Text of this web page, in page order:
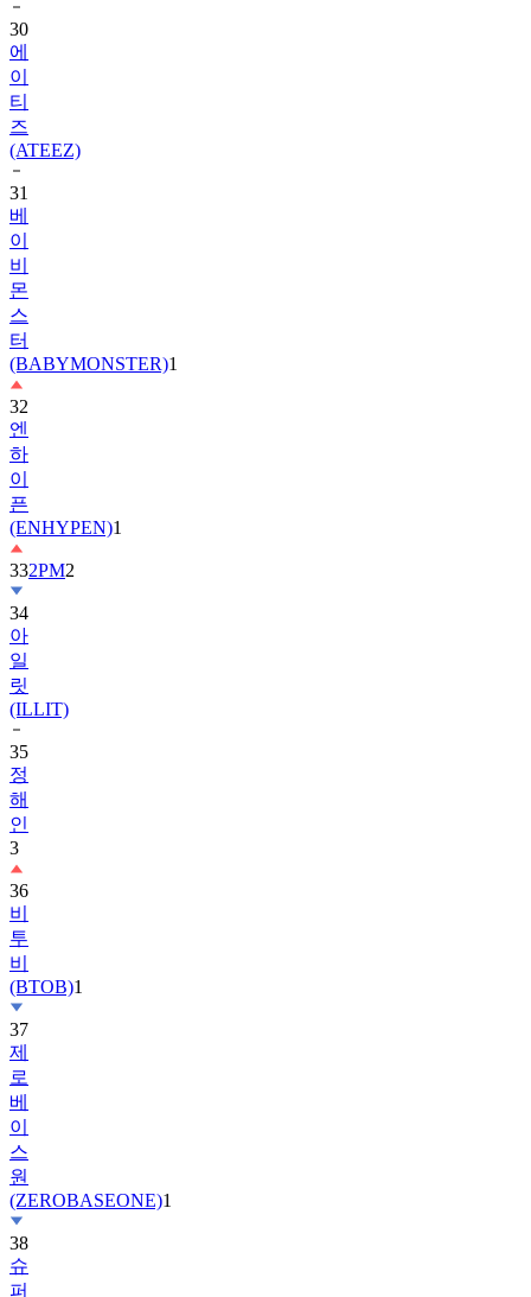
30
에
이
티
즈
(ATEEZ)
31
베
이
비
몬
스
터
(BABYMONSTER)1
32
엔
하
이
픈
(ENHYPEN)1
332PM2
34
아
일
릿
(ILLIT)
35
정
해
인
3
36
비
투
비
(BTOB)1
37
제
로
베
이
스
원
(ZEROBASEONE)1
38
슈
퍼